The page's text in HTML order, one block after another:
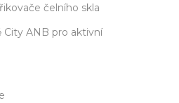
čelního skla
City ANB pro aktivní